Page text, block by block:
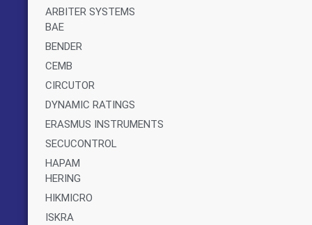
ARBITER SYSTEMS
BAE
BENDER
CEMB
CIRCUTOR
DYNAMIC RATINGS
ERASMUS INSTRUMENTS
SECUCONTROL
HAPAM
HERING
HIKMICRO
ISKRA